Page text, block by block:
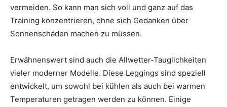
vermeiden. So kann man sich voll und ganz auf das
Training konzentrieren, ohne sich Gedanken über
Sonnenschäden machen zu müssen.
Erwähnenswert sind auch die Allwetter-Tauglichkeiten
vieler moderner Modelle. Diese Leggings sind speziell
entwickelt, um sowohl bei kühlen als auch bei warmen
Temperaturen getragen werden zu können. Einige